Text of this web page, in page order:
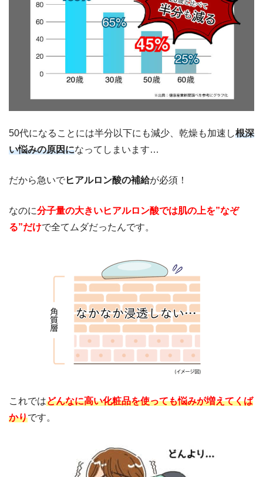
50代になることには半分以下にも減少、乾燥も加速し根深
い悩みの原因になってしまいます…
だから急いでヒアルロン酸の補給が必須！
なのに分子量の大きいヒアルロン酸では肌の上を”なぞ
る”だけで全てムダだったんです。
これではどんなに高い化粧品を使っても悩みが増えてくば
かりです。